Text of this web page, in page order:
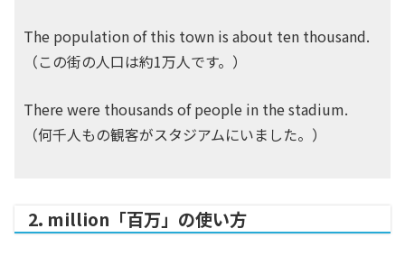
The population of this town is about ten thousand.
（この街の人口は約1万人です。）
There were thousands of people in the stadium.
（何千人もの観客がスタジアムにいました。）
2. million「百万」の使い方